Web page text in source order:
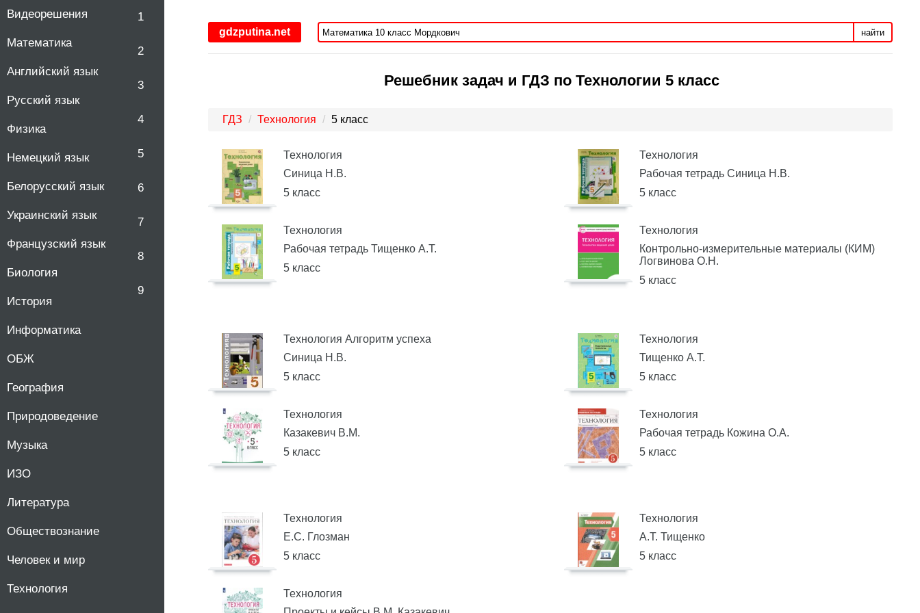
Видеорешения
Математика
Английский язык
Русский язык
Физика
Немецкий язык
Белорусский язык
Украинский язык
Французский язык
Биология
История
Информатика
ОБЖ
География
Природоведение
Музыка
ИЗО
Литература
Обществознание
Человек и мир
Технология
1
2
3
4
5
6
7
8
9
gdzputina.net найти
Решебник задач и ГДЗ по Технологии 5 класс
ГДЗ Технология 5 класс
Технология
Синица Н.В.
5 класс
Технология
Рабочая тетрадь Синица Н.В.
5 класс
Технология
Рабочая тетрадь Тищенко А.Т.
5 класс
Технология
Контрольно-измерительные материалы (КИМ)
Логвинова О.Н.
5 класс
Технология Алгоритм успеха
Синица Н.В.
5 класс
Технология
Тищенко А.Т.
5 класс
Технология
Казакевич В.М.
5 класс
Технология
Рабочая тетрадь Кожина О.А.
5 класс
Технология
Е.С. Глозман
5 класс
Технология
А.Т. Тищенко
5 класс
Технология